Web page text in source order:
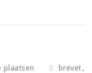
plaatsen brevet ,